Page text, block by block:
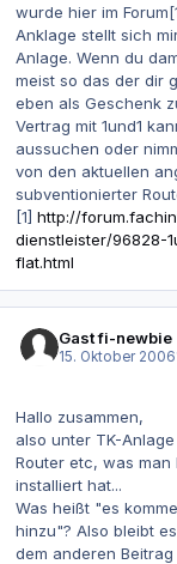
wurde hier im
Anklage stellt sich
Anlage. Wenn du
meist so das der dir
eben als Geschenk
Vertrag mit 1und1
aussuchen oder
von den aktuellen
subventionierter
[1] http://
dienstleister/96828-
flat.html
Gast fi-newbie
15. Oktober 2006
Hallo zusammen,
also unter TK-
Router etc, was man
installiert hat...
Was heißt "es
hinzu"? Also bleibt
dem anderen